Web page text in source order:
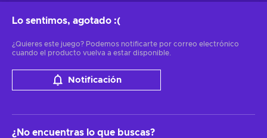
Lo sentimos, agotado :(
¿Quieres este juego? Podemos notificarte por correo electrónico
cuando el producto vuelva a estar disponible.
Notificación
¿No encuentras lo que buscas?